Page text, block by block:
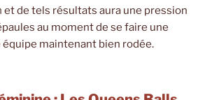
et de tels résultats aura une pression
au moment de se faire une
équipe maintenant bien rodée.